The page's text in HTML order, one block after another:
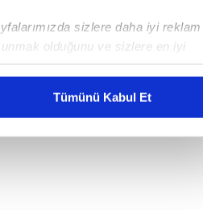
sizlere daha iyi reklam
olduğunu ve sizlere en iyi
maliyetlerimizi karşılamak
ait çerezler kullanılmaktadır. Bu
hizmetlerinin sunulması
Tümünü Kabul Et